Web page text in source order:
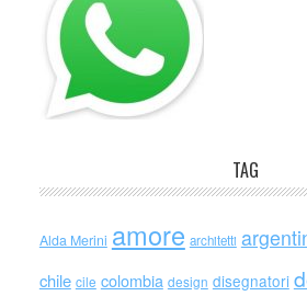
TAG
Alda Merini amore architetti
chile cile colombia design disegnatori